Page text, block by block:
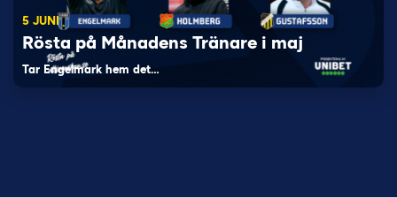
5 JUNI
Rösta på Månadens Tränare i maj
Tar Engelmark hem det…